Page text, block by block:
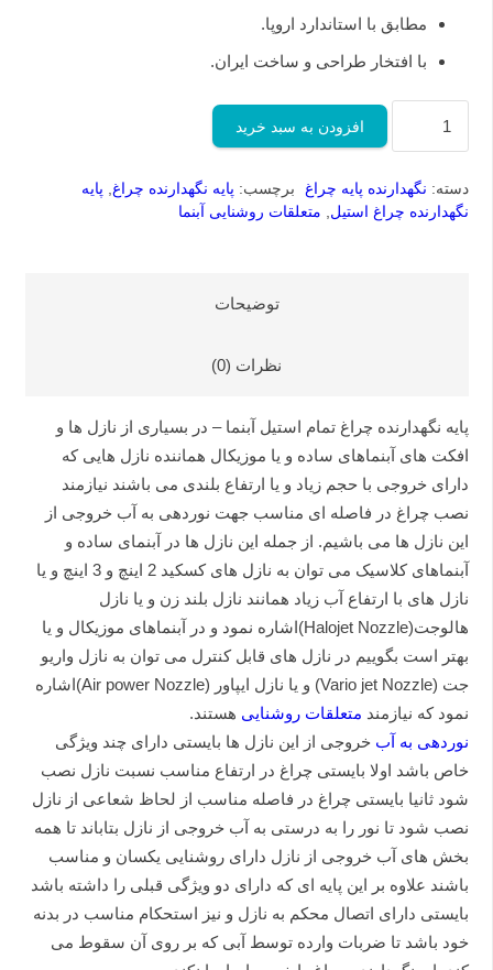
مطابق با استاندارد اروپا.
با افتخار طراحی و ساخت ایران.
تمام
استیل
افزودن به سبد خرید
دسته: نگهدارنده پایه چراغ برچسب: پایه نگهدارنده چراغ
پایه
نگهدارنده چراغ استیل
متعلقات روشنایی آبنما
توضیحات
نظرات (0)
پایه نگهدارنده چراغ تمام استیل آبنما – در بسیاری از نازل ها و
افکت های آبنماهای ساده و یا موزیکال هماننده نازل هایی که
دارای خروجی با حجم زیاد و یا ارتفاع بلندی می باشند نیازمند
نصب چراغ در فاصله ای مناسب جهت نوردهی به آب خروجی از
این نازل ها می باشیم. از جمله این نازل ها در آبنمای ساده و
آبنماهای کلاسیک می توان به نازل های کسکید 2 اینچ و 3 اینچ و یا
نازل های با ارتفاع آب زیاد همانند نازل بلند زن و یا نازل
هالوجت(Halojet Nozzle)اشاره نمود و در آبنماهای موزیکال و یا
بهتر است بگوییم در نازل های قابل کنترل می توان به نازل واریو
جت (Vario jet Nozzle) و یا نازل ایپاور (Air power Nozzle)اشاره
نمود که نیازمند متعلقات روشنایی هستند.
نوردهی به آب خروجی از این نازل ها بایستی دارای چند ویژگی
خاص باشد اولا بایستی چراغ در ارتفاع مناسب نسبت نازل نصب
شود ثانیا بایستی چراغ در فاصله مناسب از لحاظ شعاعی از نازل
نصب شود تا نور را به درستی به آب خروجی از نازل بتاباند تا همه
بخش های آب خروجی از نازل دارای روشنایی یکسان و مناسب
باشند علاوه بر این پایه ای که دارای دو ویژگی قبلی را داشته باشد
بایستی دارای اتصال محکم به نازل و نیز استحکام مناسب در بدنه
خود باشد تا ضربات وارده توسط آبی که بر روی آن سقوط می